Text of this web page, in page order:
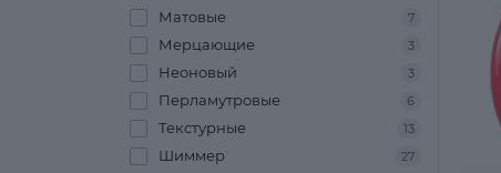
Матовые 7
Мерцающие 3
Неоновый 3
Перламутровые 6
Текстурные 13
Шиммер 27